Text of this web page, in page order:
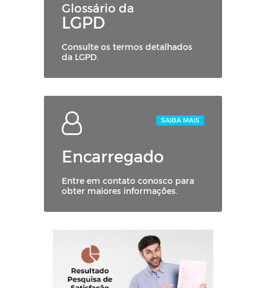
Glossário da
LGPD
Consulte os termos detalhados
da LGPD.
Encarregado
Entre em contato conosco para
obter maiores informações.
SAIBA MAIS